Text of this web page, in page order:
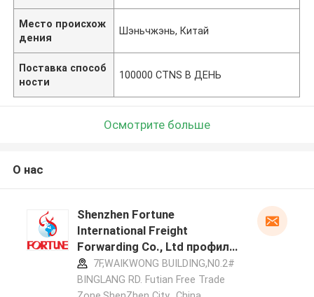
Место происхож
дения
Шэньчжэнь, Китай
Поставка способ
ности
100000 CTNS В ДЕНЬ
Осмотрите больше
О нас
Shenzhen Fortune
International Freight
Forwarding Co., Ltd профиль
производителя
7F,WAIKWONG BUILDING,N0.2#
BINGLANG RD. Futian Free Trade